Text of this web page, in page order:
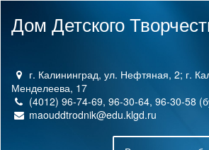
Дом Детского
г. Калининград, ул. Нефтяная, 2; г.
Менделеева, 17
(4012) 96-74-69, 96-30-64, 96-30-58
maouddtrodnik@edu.klgd.ru